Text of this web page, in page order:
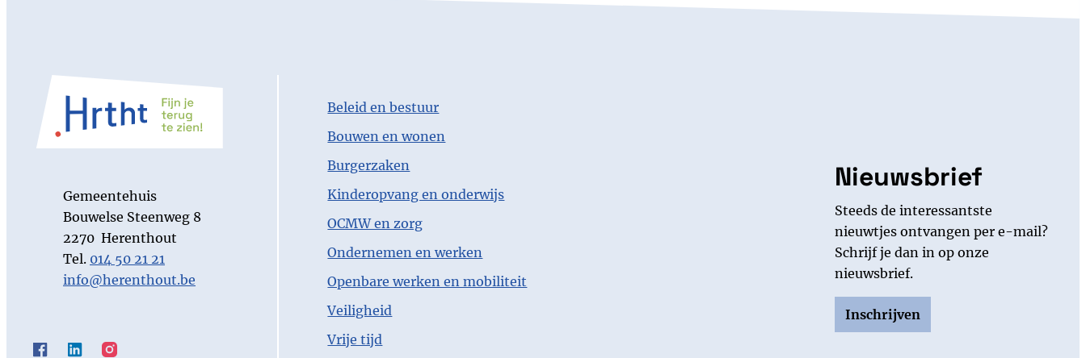
Gemeentehuis
Bouwelse Steenweg 8
,
2270 Herenthout
014 50 21 21
E-mailinfo@herenthout.be
Beleid en bestuur
Bouwen en wonen
Burgerzaken
Kinderopvang en onderwijs
OCMW en zorg
Ondernemen en werken
Openbare werken en mobiliteit
Veiligheid
Vrije tijd
Nieuwsbrief
Steeds de interessantste
nieuwtjes ontvangen per e-mail?
Schrijf je dan in op onze
nieuwsbrief.
Inschrijven